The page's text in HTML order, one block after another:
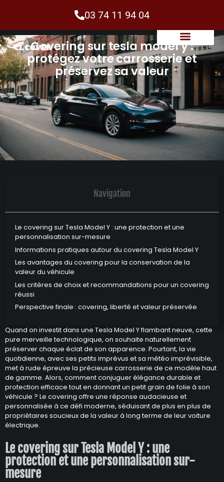
03 74 11 94 04
Covering sur tesla model y :
protégez votre carrosserie et
préservez sa valeur
Navigation
Le covering sur Tesla Model Y : une protection et une
personnalisation sur-mesure
Informations pratiques autour du covering Tesla Model Y
Les avantages du covering pour la conservation de la
valeur du véhicule
Les critères de choix et recommandations pour un covering
réussi
Perspective finale : covering, liberté et valeur préservée
Quand on investit dans une Tesla Model Y flambant neuve, cette
pure merveille technologique, on souhaite naturellement
préserver chaque éclat de son apparence. Pourtant, la vie
quotidienne, avec ses petits imprévus et sa météo imprévisible,
met à rude épreuve la précieuse carrosserie de ce modèle haut
de gamme. Alors, comment conjuguer élégance durable et
protection efficace tout en donnant un petit grain de folie à son
véhicule ? Le covering offre une réponse audacieuse et
personnalisée à ce défi moderne, séduisant de plus en plus de
propriétaires soucieux de la valeur à long terme de leur voiture
électrique.
Le covering sur Tesla Model Y : une
protection et une personnalisation sur-
mesure